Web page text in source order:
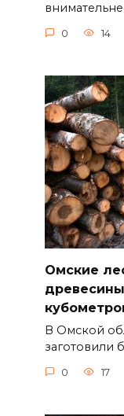
0 14
Омские
В Омской
заготовили
0 17